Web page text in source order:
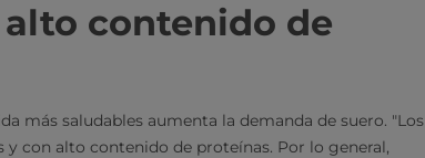
contenido de
más saludables aumenta la demanda de suero. "Los
con alto contenido de proteínas. Por lo general,